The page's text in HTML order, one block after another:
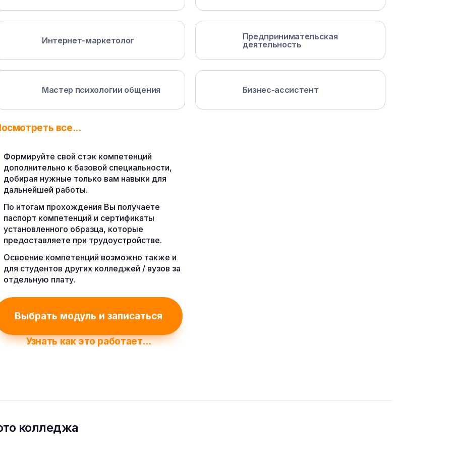
Интернет-маркетолог
Предпринимательская
деятельность
Мастер психологии общения Бизнес-ассистент
все...
Формируйте свой стэк компетенций
дополнительно к базовой специальности,
добирая нужные только вам навыки для
дальнейшей работы.
По итогам прохождения Вы получаете
паспорт компетенций и сертификаты
установленного образца, которые
предоставляете при трудоустройстве.
Освоение компетенций возможно также и
для студентов других колледжей / вузов за
отдельную плату.
Выбрать модуль и записаться
Узнать как это работает...
колледжа